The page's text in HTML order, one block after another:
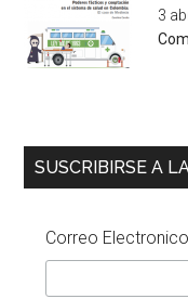
3
SUSCRIBIRSE A
Correo